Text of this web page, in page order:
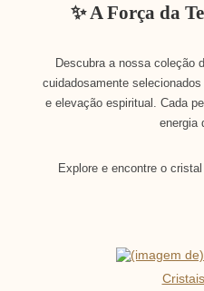
✨ A Força da
Descubra a nossa coleção
cuidadosamente
e elevação espiritual. Cada
energia
Explore e encontre o